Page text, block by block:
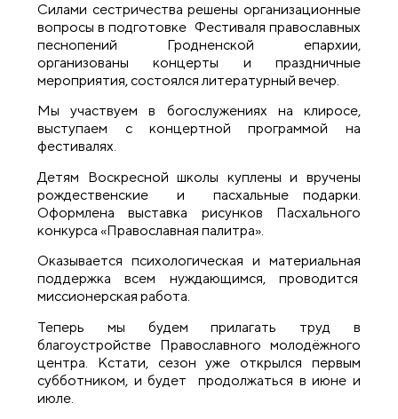
Силами сестричества решены организационные
вопросы в подготовке Фестиваля православных
песнопений Гродненской епархии,
организованы концерты и праздничные
мероприятия, состоялся литературный вечер.
Мы участвуем в богослужениях на клиросе,
выступаем с концертной программой на
фестивалях.
Детям Воскресной школы куплены и вручены
рождественские и пасхальные подарки.
Оформлена выставка рисунков Пасхального
конкурса «Православная палитра».
Оказывается психологическая и материальная
поддержка всем нуждающимся, проводится
миссионерская работа.
Теперь мы будем прилагать труд в
благоустройстве Православного молодёжного
центра. Кстати, сезон уже открылся первым
субботником, и будет продолжаться в июне и
июле.